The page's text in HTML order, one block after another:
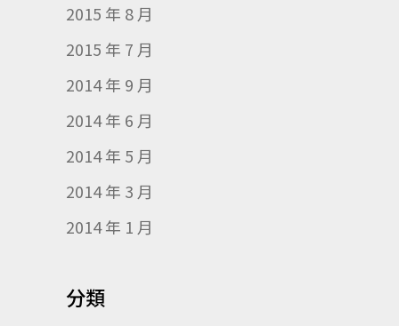
2015 年 8 月
2015 年 7 月
2014 年 9 月
2014 年 6 月
2014 年 5 月
2014 年 3 月
2014 年 1 月
分類